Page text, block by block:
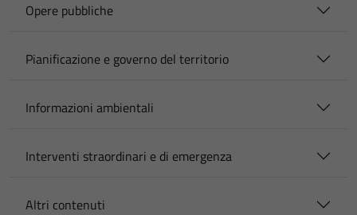
Opere pubbliche
Pianificazione e governo del territorio
Informazioni ambientali
Interventi straordinari e di emergenza
Altri contenuti